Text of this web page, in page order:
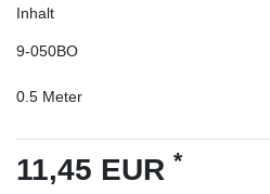
Inhalt
9-050BO
0.5 Meter
11,45 EUR *